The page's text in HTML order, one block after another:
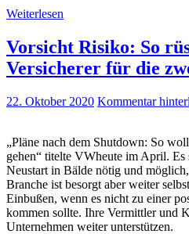
Weiterlesen
Vorsicht Risiko: So
Versicherer für die
22. Oktober 2020 Kommentar
„Pläne nach dem Shutdown: So
gehen“ titelte VWheute im April. Es
Neustart in Bälde nötig und
Branche ist besorgt aber weiter
Einbußen, wenn es nicht zu einer
kommen sollte. Ihre Vermittler und
Unternehmen weiter unterstützen.